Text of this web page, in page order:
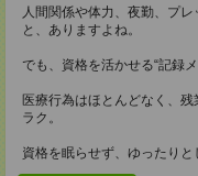
人間関係や体力、夜勤、プ
と、ありますよね。
でも、資格を活かせる“記録
医療行為はほとんどなく、
ラク。
資格を眠らせず、ゆったり